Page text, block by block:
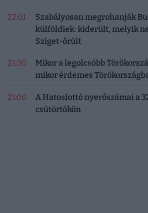
22:01
Szabályosan megrohanják
külföldiek: kiderült, melyik
Sziget-őrült
21:30
Mikor a legolcsóbb
mikor érdemes
21:00
A Hatoslottó nyerőszámai a
csütörtökön